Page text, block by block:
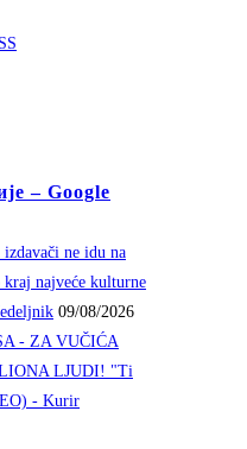
– Google
ne idu na
najveće kulturne
09/08/2026
- ZA VUČIĆA
LJUDI! "Ti
- Kurir